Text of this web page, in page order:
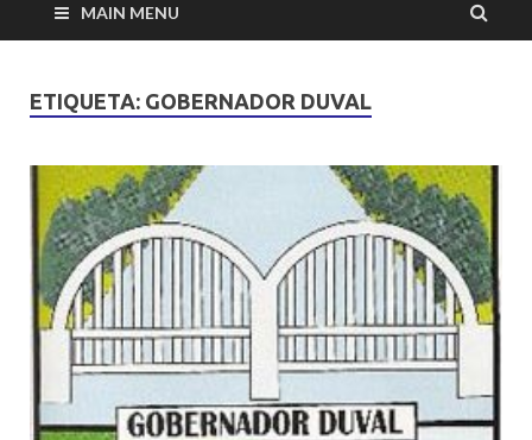
MAIN MENU
ETIQUETA: GOBERNADOR DUVAL